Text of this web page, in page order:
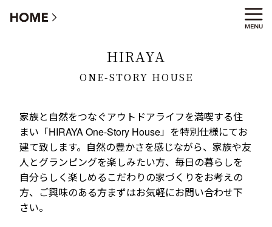
HIRAYA One-Story House
HIRAYA
ONE-STORY HOUSE
家族と自然をつなぐアウトドアライフを満喫する住
まい「HIRAYA One-Story House」を特別仕様にてお
建て致します。自然の豊かさを感じながら、家族や友
人とグランピングを楽しみたい方、毎日の暮らしを
自分らしく楽しめるこだわりの家づくりをお考えの
方、ご興味のある方まずはお気軽にお問い合わせ下
さい。